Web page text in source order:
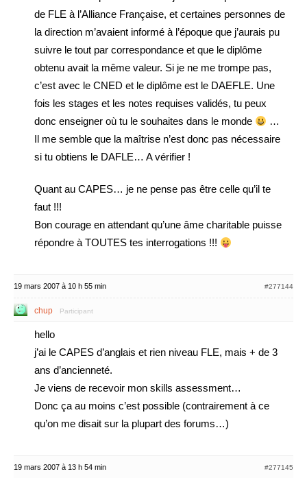
de FLE à l’Alliance Française, et certaines personnes de
la direction m’avaient informé à l’époque que j’aurais pu
suivre le tout par correspondance et que le diplôme
obtenu avait la même valeur. Si je ne me trompe pas,
c’est avec le CNED et le diplôme est le DAEFLE. Une
fois les stages et les notes requises validés, tu peux
donc enseigner où tu le souhaites dans le monde
…
Il me semble que la maîtrise n’est donc pas nécessaire
si tu obtiens le DAFLE… A vérifier !
Quant au CAPES… je ne pense pas être celle qu’il te
faut !!!
Bon courage en attendant qu’une âme charitable puisse
répondre à TOUTES tes interrogations !!!
19 mars 2007 à 10 h 55 min #277144
chup Participant
hello
j’ai le CAPES d’anglais et rien niveau FLE, mais + de 3
ans d’ancienneté.
Je viens de recevoir mon skills assessment…
Donc ça au moins c’est possible (contrairement à ce
qu’on me disait sur la plupart des forums…)
19 mars 2007 à 13 h 54 min #277145